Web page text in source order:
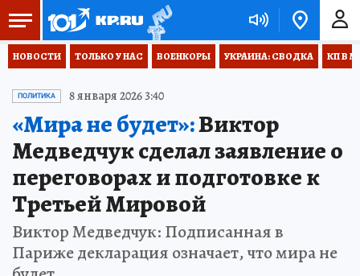
НОВОСТИ ТОЛЬКО У НАС ВОЕНКОРЫ УКРАИНА: СВОДКА КП В
ПОЛИТИКА 8 января 2026 3:40
«Мира не будет»:Виктор
Медведчук сделал заявление о
переговорах и подготовке к
Третьей Мировой
Виктор Медведчук: Подписанная в
Париже декларация означает, что мира не